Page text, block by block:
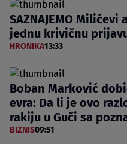
SAZNAJEMO
jednu krivičnu
HRONIKA13:33
Boban Marković
evra: Da li je ovo
rakiju u Guči sa
BIZNIS09:51